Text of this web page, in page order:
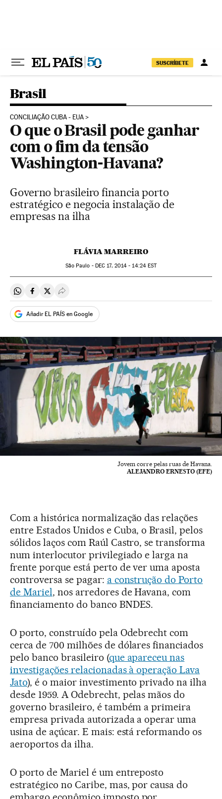
SUSCRÍBETE
Brasil
CONCILIAÇÃO CUBA - EUA
O que o Brasil pode ganhar
com o fim da tensão
Washington-Havana?
Governo brasileiro financia porto
estratégico e negocia instalação de
empresas na ilha
FLÁVIA MARREIRO
São Paulo - DEC 17, 2014 - 14:24EST
Compartir en Whatsapp
Compartir en Facebook
Compartir en Twitter
Desplegar Redes Sociales
Añadir EL PAÍS en Google
Jovem corre pelas ruas de Havana.
ALEJANDRO ERNESTO (EFE)
Com a histórica normalização das relações
entre Estados Unidos e Cuba, o Brasil, pelos
sólidos laços com Raúl Castro, se transforma
num interlocutor privilegiado e larga na
frente porque está perto de ver uma aposta
controversa se pagar: a construção do Porto
de Mariel, nos arredores de Havana, com
financiamento do banco BNDES.
O porto, construído pela Odebrecht com
cerca de 700 milhões de dólares financiados
pelo banco brasileiro (que apareceu nas
investigações relacionadas à operação Lava
Jato), é o maior investimento privado na ilha
desde 1959. A Odebrecht, pelas mãos do
governo brasileiro, é também a primeira
empresa privada autorizada a operar uma
usina de açúcar. E mais: está reformando os
aeroportos da ilha.
O porto de Mariel é um entreposto
estratégico no Caribe, mas, por causa do